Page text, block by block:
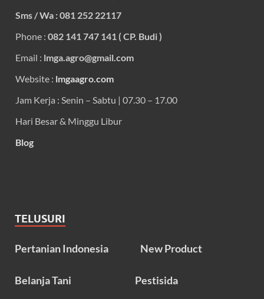
Sms / Wa : 081 252 22117
Phone : 082 141 747 141 ( CP. Budi )
Email : lmga.agro@gmail.com
Website : lmgaagro.com
Jam Kerja : Senin – Sabtu | 07.30 – 17.00
Hari Besar & Minggu Libur
Blog
TELUSURI
Pertanian Indonesia New Product
Belanja Tani Pestisida